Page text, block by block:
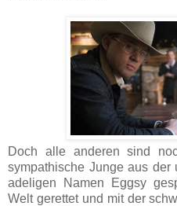
Doch alle anderen sind
sympathische Junge aus der
adeligen Namen Eggsy
Welt gerettet und mit der